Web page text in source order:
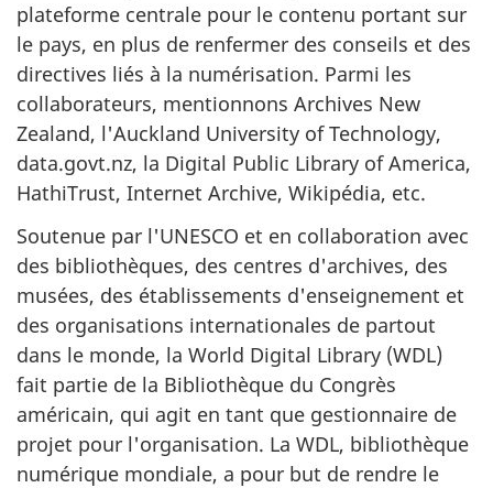
plateforme centrale pour le contenu portant sur
le pays, en plus de renfermer des conseils et des
directives liés à la numérisation. Parmi les
collaborateurs, mentionnons Archives New
Zealand, l'Auckland University of Technology,
data.govt.nz, la Digital Public Library of America,
HathiTrust, Internet Archive, Wikipédia, etc.
Soutenue par l'UNESCO et en collaboration avec
des bibliothèques, des centres d'archives, des
musées, des établissements d'enseignement et
des organisations internationales de partout
dans le monde, la World Digital Library (WDL)
fait partie de la Bibliothèque du Congrès
américain, qui agit en tant que gestionnaire de
projet pour l'organisation. La WDL, bibliothèque
numérique mondiale, a pour but de rendre le